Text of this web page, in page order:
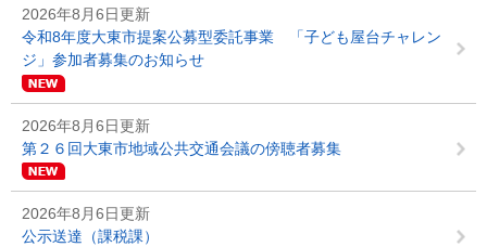
2026年8月6日更新
令和8年度大東市提案公募型委託事業 「子ども屋台チャレン
ジ」参加者募集のお知らせ
2026年8月6日更新
第２６回大東市地域公共交通会議の傍聴者募集
2026年8月6日更新
公示送達（課税課）